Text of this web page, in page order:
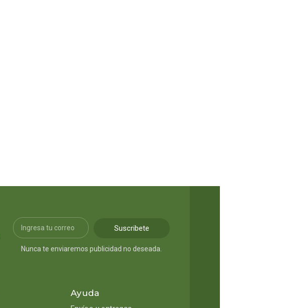
Suscribete
Nunca te enviaremos publicidad no deseada.
Ayuda